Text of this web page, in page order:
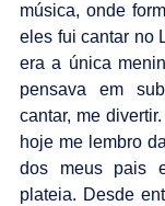
música, onde
eles fui cantar no
era a única
pensava em
cantar, me
hoje me lembro
dos meus pais
plateia. Desde